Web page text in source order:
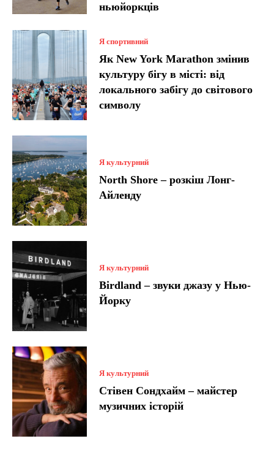
ньюйоркців
Я спортивний
Як New York Marathon змінив
культуру бігу в місті: від
локального забігу до світового
символу
Я культурний
North Shore – розкіш Лонг-
Айленду
Я культурний
Birdland – звуки джазу у Нью-
Йорку
Я культурний
Стівен Сондхайм – майстер
музичних історій